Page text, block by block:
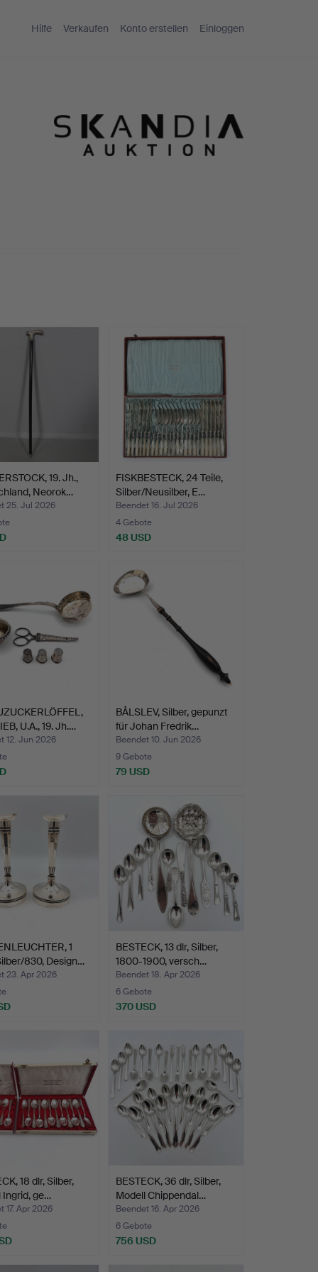
Hilfe Verkaufen Konto erstellen Einloggen
19. Jh.,
Neorok…
25. Jul 2026
FISKBESTECK, 24 Teile,
Silber/Neusilber, E…
Beendet 16. Jul 2026
4 Gebote
48 USD
U.A., 19. Jh.…
12. Jun 2026
BÅLSLEV, Silber, gepunzt
für Johan Fredrik…
Beendet 10. Jun 2026
9 Gebote
79 USD
1
830, Design…
23. Apr 2026
BESTECK, 13 dlr, Silber,
1800-1900, versch…
Beendet 18. Apr 2026
6 Gebote
370 USD
18 dlr, Silber,
Ingrid, ge…
17. Apr 2026
BESTECK, 36 dlr, Silber,
Modell Chippendal…
Beendet 16. Apr 2026
6 Gebote
756 USD